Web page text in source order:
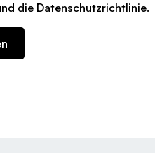
die Datenschutzrichtlinie.